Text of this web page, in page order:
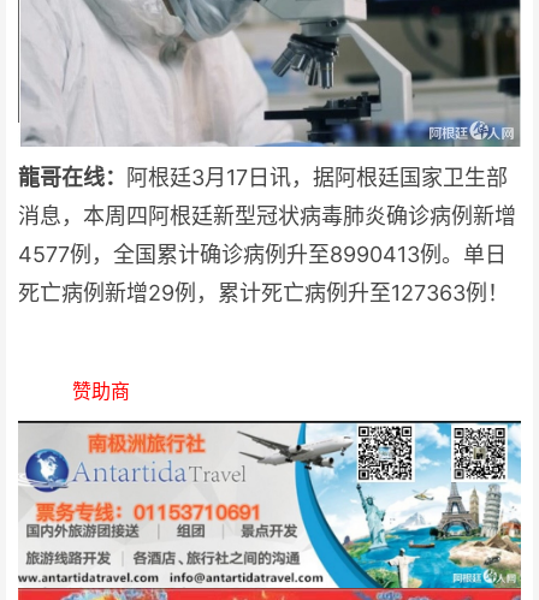
龍哥在线：
阿根廷3月17日讯，据阿根廷国家卫生部
消息，本周四阿根廷新型冠状病毒肺炎确诊病例新增
4577例，全国累计确诊病例升至8990413例。单日
死亡病例新增29例，累计死亡病例升至127363例！
赞助商